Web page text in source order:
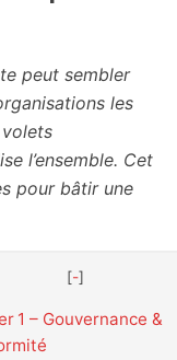
peut sembler
les
l’ensemble. Cet
pour bâtir une
[-]
1 – Gouvernance &